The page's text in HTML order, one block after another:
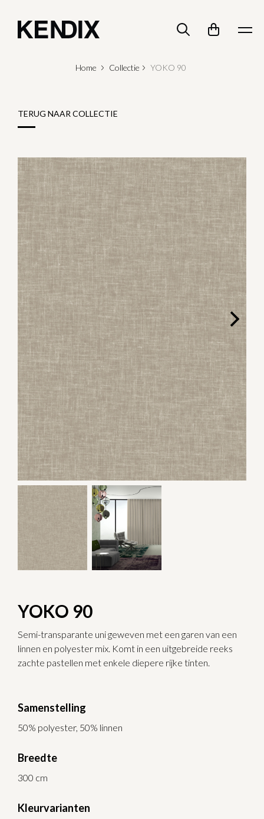
Home Collectie YOKO 90
TERUG NAAR COLLECTIE
YOKO 90
Semi-transparante uni geweven met een garen van een
linnen en polyester mix. Komt in een uitgebreide reeks
zachte pastellen met enkele diepere rijke tinten.
Samenstelling
50% polyester, 50% linnen
Breedte
300 cm
Kleurvarianten